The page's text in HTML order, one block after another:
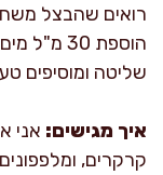
רואים שהבצל
הוספת
שליטה ומוסיפים
איך מגישים: אני
קרקרים,